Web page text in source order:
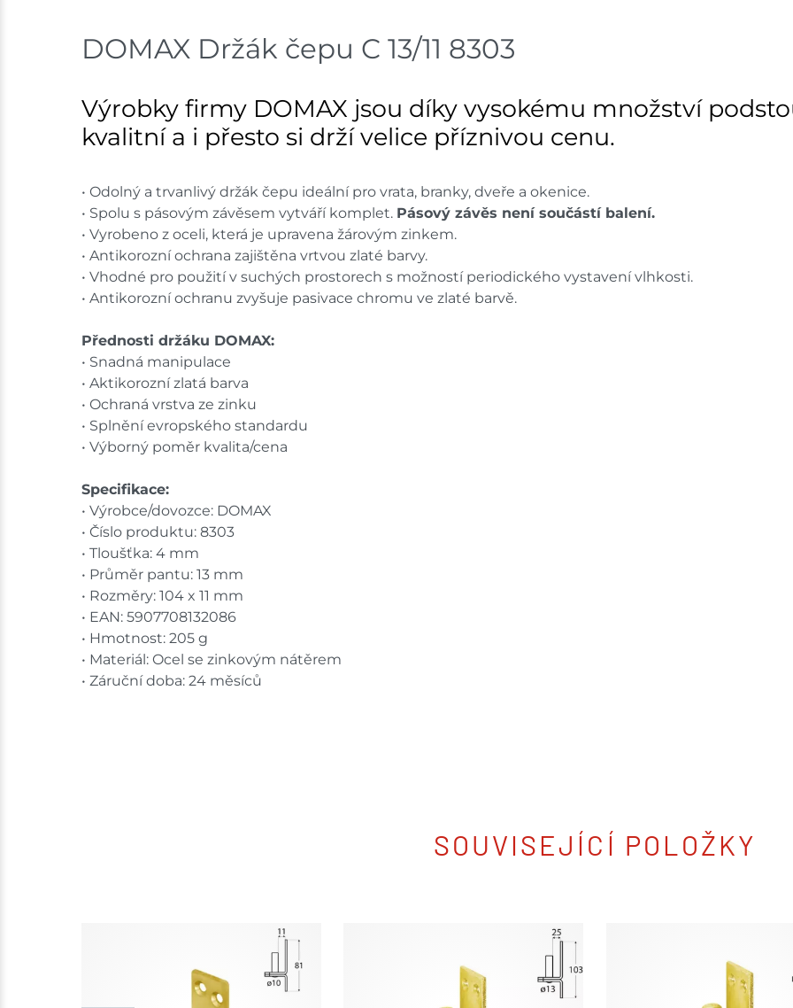
Nové Město
DOMAX Držák čepu C 13/11 8303
Výrobky firmy DOMAX jsou díky vysokému množství
kvalitní a i přesto si drží velice příznivou cenu.
• Odolný a trvanlivý držák čepu ideální pro vrata, branky, dveře a okenice.
• Spolu s pásovým závěsem vytváří komplet. Pásový závěs není součástí balení.
• Vyrobeno z oceli, která je upravena žárovým zinkem.
• Antikorozní ochrana zajištěna vrtvou zlaté barvy.
• Vhodné pro použití v suchých prostorech s možností periodického vystavení vlhkosti.
• Antikorozní ochranu zvyšuje pasivace chromu ve zlaté barvě.
Přednosti držáku DOMAX:
• Snadná manipulace
• Aktikorozní zlatá barva
• Ochraná vrstva ze zinku
• Splnění evropského standardu
• Výborný poměr kvalita/cena
Specifikace:
• Výrobce/dovozce: DOMAX
• Číslo produktu: 8303
• Tloušťka: 4 mm
• Průměr pantu: 13 mm
• Rozměry: 104 x 11 mm
• EAN: 5907708132086
• Hmotnost: 205 g
• Materiál: Ocel se zinkovým nátěrem
• Záruční doba: 24 měsíců
SOUVISEJÍCÍ POLOŽKY